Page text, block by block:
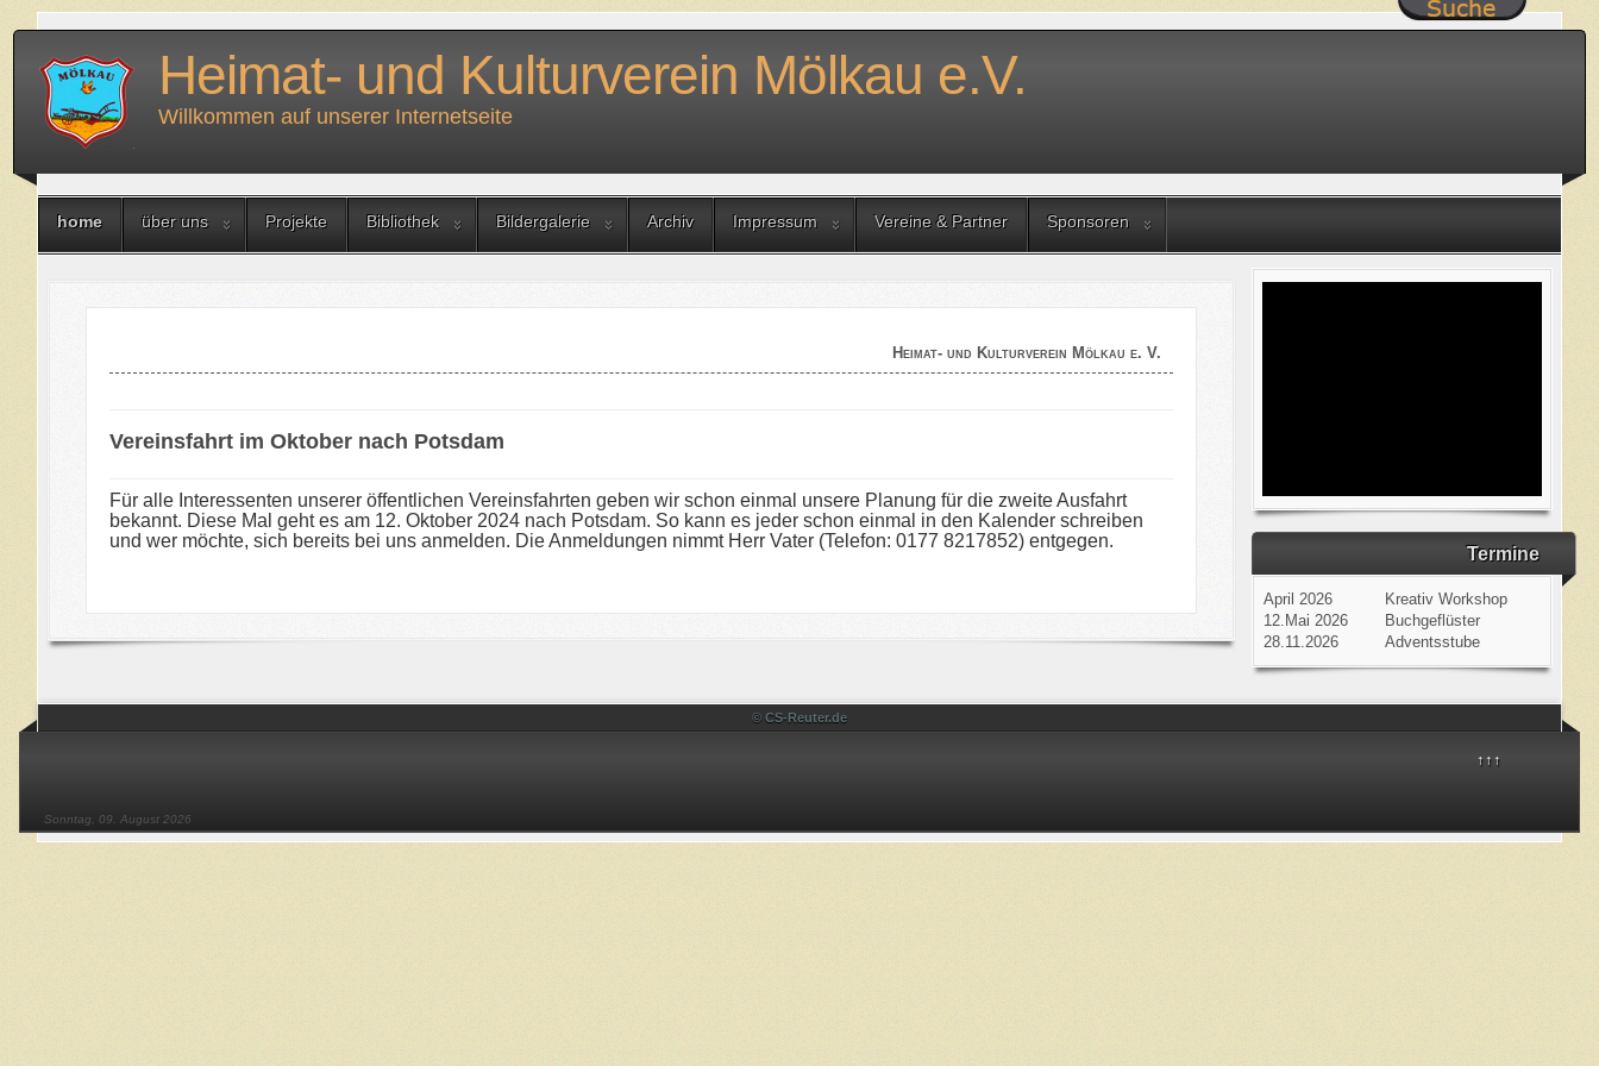
Heimat- und Kulturverein Mölkau e.V.
Willkommen auf unserer Internetseite
home über uns Projekte Bibliothek Bildergalerie Archiv Impressum Vereine & Partner Sponsoren
Heimat- und Kulturverein Mölkau e. V.
Vereinsfahrt im Oktober nach Potsdam
Für alle Interessenten unserer öffentlichen Vereinsfahrten geben wir schon einmal unsere Planung für die zweite Ausfahrt
bekannt. Diese Mal geht es am 12. Oktober 2024 nach Potsdam. So kann es jeder schon einmal in den Kalender schreiben
und wer möchte, sich bereits bei uns anmelden. Die Anmeldungen nimmt Herr Vater (Telefon: 0177 8217852) entgegen.
Termine
April 2026
Kreativ Workshop
12.Mai 2026
Buchgeflüster
28.11.2026
Adventsstube
© CS-Reuter.de
↑↑↑
Sonntag, 09. August 2026